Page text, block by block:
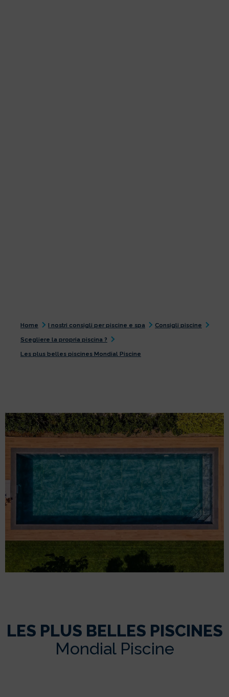
Home I nostri consigli per piscine e spa
Consigli piscine
Scegliere la propria piscina ?
Les plus belles piscines Mondial Piscine
LES PLUS BELLES PISCINES
Mondial Piscine